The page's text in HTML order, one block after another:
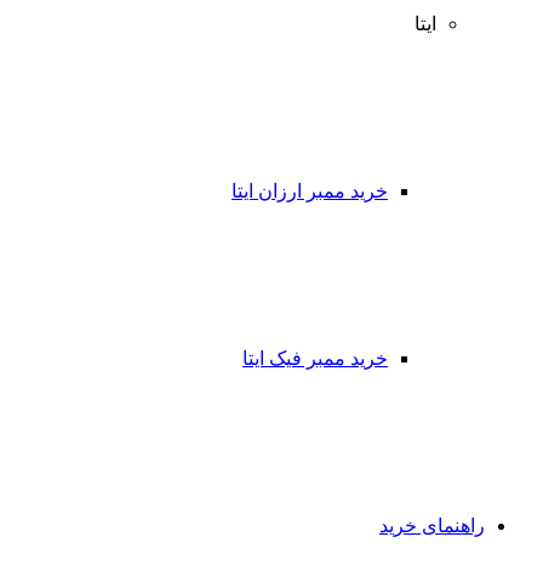
ایتا
خرید ممبر ارزان ایتا
خرید ممبر فیک ایتا
راهنمای خرید